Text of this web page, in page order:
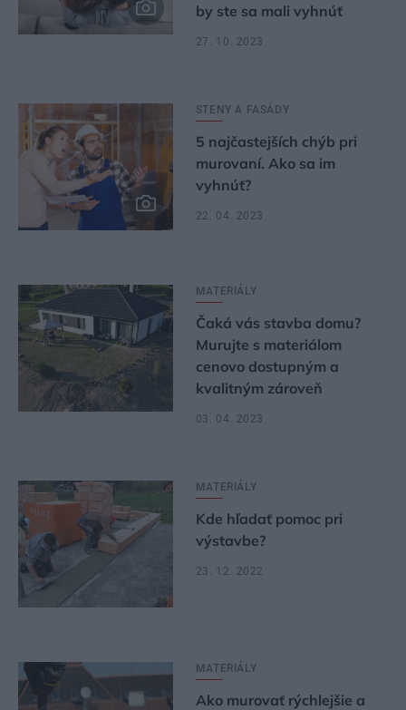
by ste sa mali vyhnúť
27. 10. 2023
STENY A FASÁDY
5 najčastejších chýb pri
murovaní. Ako sa im
vyhnúť?
22. 04. 2023
MATERIÁLY
Čaká vás stavba domu?
Murujte s materiálom
cenovo dostupným a
kvalitným zároveň
03. 04. 2023
MATERIÁLY
Kde hľadať pomoc pri
výstavbe?
23. 12. 2022
MATERIÁLY
Ako murovať rýchlejšie a